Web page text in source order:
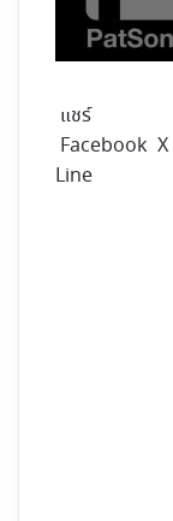
แชร์
Facebook X
Line